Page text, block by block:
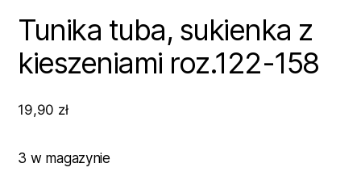
Tunika tuba, sukienka z
kieszeniami roz.122-158
19,90 zł
3 w magazynie